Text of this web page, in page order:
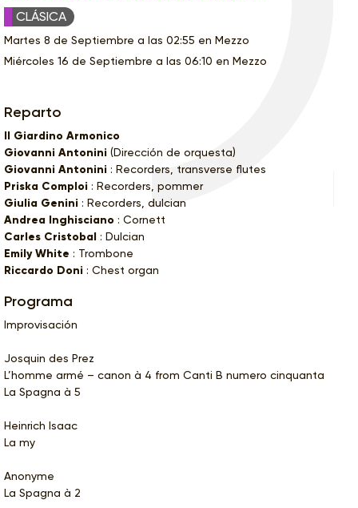
CLÁSICA
Martes 8 de Septiembre a las 02:55 en Mezzo
Miércoles 16 de Septiembre a las 06:10 en Mezzo
Reparto
Il Giardino Armonico
Giovanni Antonini (Dirección de orquesta)
Giovanni Antonini : Recorders, transverse flutes
Priska Comploi : Recorders, pommer
Giulia Genini : Recorders, dulcian
Andrea Inghisciano : Cornett
Carles Cristobal : Dulcian
Emily White : Trombone
Riccardo Doni : Chest organ
Programa
Improvisación
Josquin des Prez
L’homme armé – canon à 4 from Canti B numero cinquanta
La Spagna à 5
Heinrich Isaac
La my
Anonyme
La Spagna à 2